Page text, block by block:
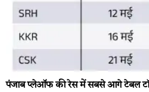
पंजाब प्लेऑफ की रेस में सबसे आगेटेबल